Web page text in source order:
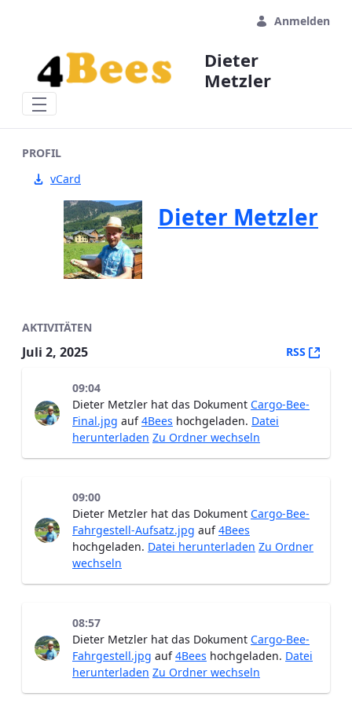
Anmelden
Dieter
Metzler
PROFIL
vCard
Dieter Metzler
AKTIVITÄTEN
Juli 2, 2025 RSS
09:04
Dieter Metzler hat das Dokument Cargo-Bee-
Final.jpg auf4Bees hochgeladen. Datei
herunterladen Zu Ordner wechseln
09:00
Dieter Metzler hat das Dokument Cargo-Bee-
Fahrgestell-Aufsatz.jpg auf4Bees
hochgeladen. Datei herunterladen Zu Ordner
wechseln
08:57
Dieter Metzler hat das Dokument Cargo-Bee-
Fahrgestell.jpg auf4Bees hochgeladen. Datei
herunterladen Zu Ordner wechseln